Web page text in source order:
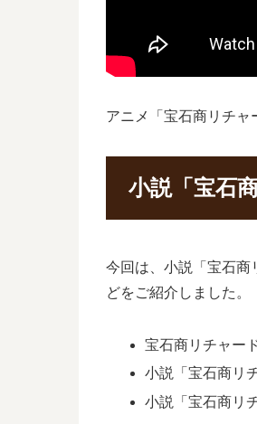
アニメ「宝石商リチャ
小説「宝石
今回は、小説「宝石商
どをご紹介しました。
宝石商リチャー
小説「宝石商リ
小説「宝石商リ